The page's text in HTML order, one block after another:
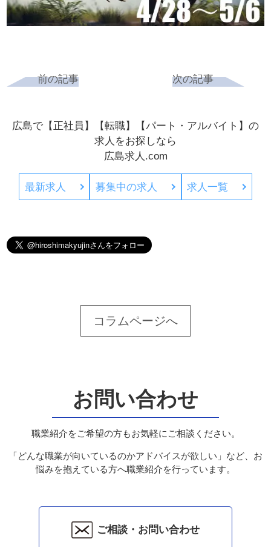
前の記事 次の記事
広島で【正社員】【転職】【パート・アルバイト】の
求人をお探しなら
広島求人.com
最新求人 募集中の求人 求人一覧
コラムページへ
お問い合わせ
職業紹介をご希望の方もお気軽にご相談ください。
「どんな職業が向いているのかアドバイスが欲しい」など、お
悩みを抱えている方へ職業紹介を行っています。
ご相談・お問い合わせ